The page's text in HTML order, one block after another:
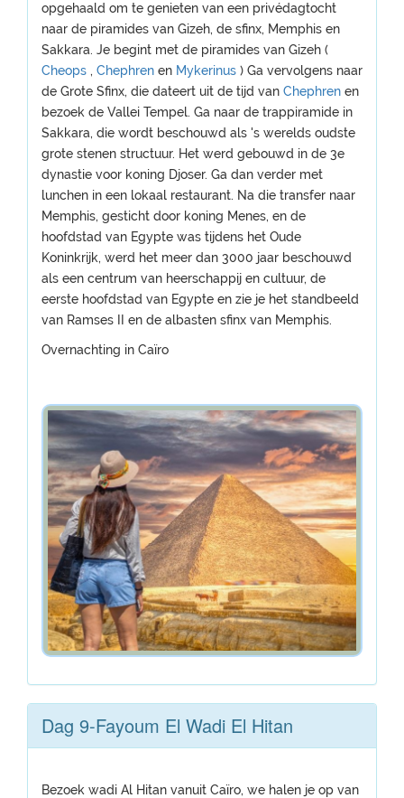
opgehaald om te genieten van een privédagtocht
naar de piramides van Gizeh, de sfinx, Memphis en
Sakkara. Je begint met de piramides van Gizeh (
Cheops , Chephren en Mykerinus ) Ga vervolgens naar
de Grote Sfinx, die dateert uit de tijd van Chephren en
bezoek de Vallei Tempel. Ga naar de trappiramide in
Sakkara, die wordt beschouwd als 's werelds oudste
grote stenen structuur. Het werd gebouwd in de 3e
dynastie voor koning Djoser. Ga dan verder met
lunchen in een lokaal restaurant. Na die transfer naar
Memphis, gesticht door koning Menes, en de
hoofdstad van Egypte was tijdens het Oude
Koninkrijk, werd het meer dan 3000 jaar beschouwd
als een centrum van heerschappij en cultuur, de
eerste hoofdstad van Egypte en zie je het standbeeld
van Ramses II en de albasten sfinx van Memphis.
Overnachting in Caïro
Dag 9-Fayoum El Wadi El Hitan
Bezoek wadi Al Hitan vanuit Caïro, we halen je op van